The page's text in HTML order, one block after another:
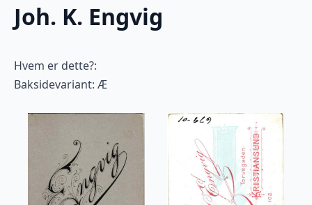
Joh. K. Engvig
Hvem er dette?:
Baksidevariant: Æ